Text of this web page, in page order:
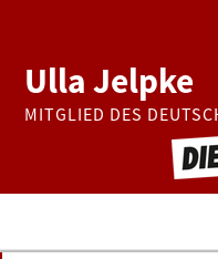
Ulla Jelpke
MITGLIED DES